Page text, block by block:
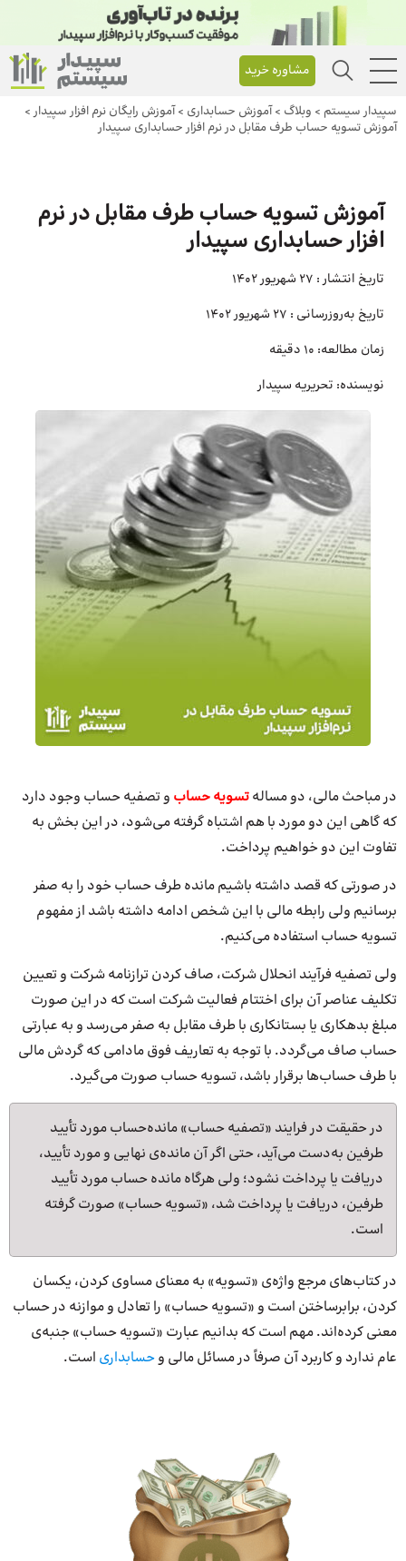
مشاوره خرید
سپیدار سیستم > وبلاگ >آموزش حسابداری >آموزش رایگان نرم افزار سپیدار>
آموزش تسویه حساب طرف مقابل در نرم افزار حسابداری سپیدار
آموزش تسویه حساب طرف مقابل در نرم
افزار حسابداری سپیدار
تاریخ انتشار : 27 شهریور 1402
تاریخ به‌روزرسانی : 27 شهریور 1402
زمان مطالعه: 10 دقیقه
نویسنده: تحریریه سپیدار
در مباحث مالی، دو مسالهتسویه حساب و تصفیه حساب وجود دارد
که گاهی این دو مورد با هم اشتباه گرفته می‌شود، در این بخش به
تفاوت این دو خواهیم پرداخت.
در صورتی که قصد داشته باشیم مانده طرف حساب خود را به صفر
برسانیم ولی رابطه مالی با این شخص ادامه داشته باشد از مفهوم
تسویه حساب استفاده می‌کنیم.
ولی تصفیه فرآیند انحلال شرکت، صاف کردن ترازنامه شرکت و تعیین
تکلیف عناصر آن برای اختتام فعالیت شرکت است که در این صورت
مبلغ بدهکاری یا بستانکاری با طرف مقابل به صفر می‌رسد و به عبارتی
حساب صاف می‌گردد. با توجه به تعاریف فوق مادامی که گردش مالی
با طرف حساب‌ها برقرار باشد، تسویه حساب صورت می‌گیرد.
در حقیقت در فرایند «تصفیه حساب» مانده‌حساب مورد تأیید
طرفین به‌دست می‌آید، حتی اگر آن مانده‌‌ی نهایی و مورد تأیید،
دریافت یا پرداخت نشود؛ ولی هرگاه مانده‌ حساب مورد تأیید
طرفین، دریافت یا پرداخت شد، «تسویه حساب» صورت گرفته
است.
در کتاب‌های مرجع واژه‌ی «تسویه» به معنای مساوی کردن، یکسان
کردن، برابرساختن است و «تسویه حساب» را تعادل و موازنه در حساب
معنی کرده‌اند. مهم است که بدانیم عبارت «تسویه حساب» جنبه‌ی
عام ندارد و کاربرد آن صرفاً در مسائل مالی وحسابداری است.